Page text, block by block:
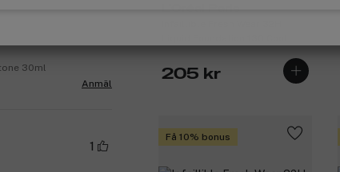
205 kr
Få 10% bonus
30ml
Anmäl
1